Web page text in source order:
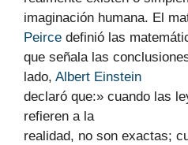
imaginación humana. El
Peirce definió las
que señala las
lado, Albert Einstein
declaró que:» cuando las
refieren a la
realidad, no son exactas;